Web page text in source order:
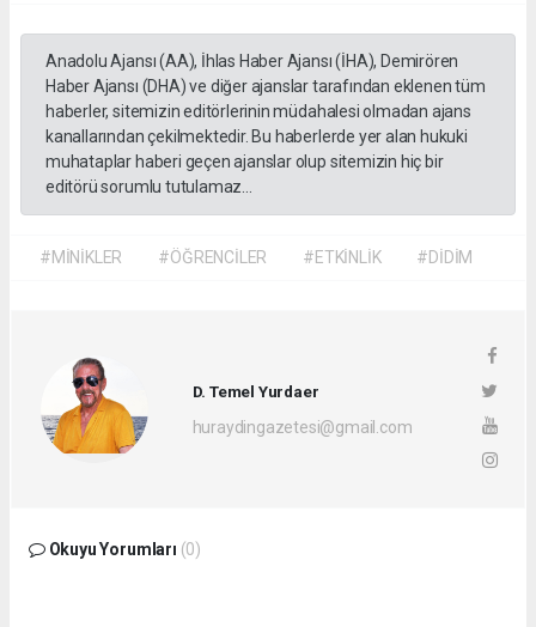
Anadolu Ajansı (AA), İhlas Haber Ajansı (İHA), Demirören
Haber Ajansı (DHA) ve diğer ajanslar tarafından eklenen tüm
haberler, sitemizin editörlerinin müdahalesi olmadan ajans
kanallarından çekilmektedir. Bu haberlerde yer alan hukuki
muhataplar haberi geçen ajanslar olup sitemizin hiç bir
editörü sorumlu tutulamaz...
#MİNİKLER #ÖĞRENCİLER #ETKİNLİK #DİDİM
D. Temel Yurdaer
huraydingazetesi@gmail.com
Okuyu Yorumları (0)